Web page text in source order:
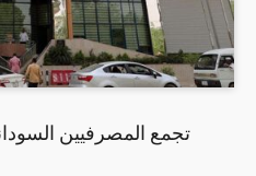
تجمع المصرفيين